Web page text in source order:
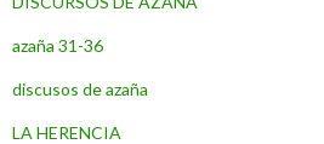
azaña 31-36
discusos de azaña
LA HERENCIA